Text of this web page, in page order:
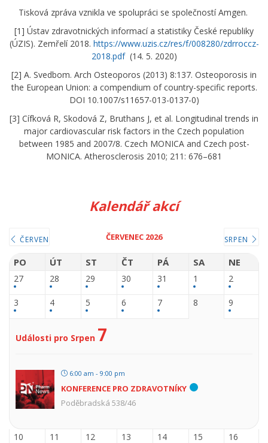
Tisková zpráva vznikla ve spolupráci se společností Amgen.
[1] Ústav zdravotnických informací a statistiky České republiky
(ÚZIS). Zemřelí 2018. https://www.uzis.cz/res/f/008280/zdrroccz-
2018.pdf(14. 5. 2020)
[2] A. Svedbom. Arch Osteoporos (2013) 8:137. Osteoporosis in
the European Union: a compendium of country-specific reports.
DOI 10.1007/s11657-013-0137-0)
[3] Cífková R, Skodová Z, Bruthans J, et al. Longitudinal trends in
major cardiovascular risk factors in the Czech population
between 1985 and 2007/8. Czech MONICA and Czech post-
MONICA. Atherosclerosis 2010; 211: 676–681
Kalendář akcí
ČERVEN ČERVENEC 2026 SRPEN
PO ÚT ST ČT PÁ SA NE
27 28 29 30 31 1 2
3 4 5 6 7 8 9
Události pro Srpen 7
6:00 am - 9:00 pm
KONFERENCE PRO ZDRAVOTNÍKY
Poděbradská 538/46
10 11 12 13 14 15 16